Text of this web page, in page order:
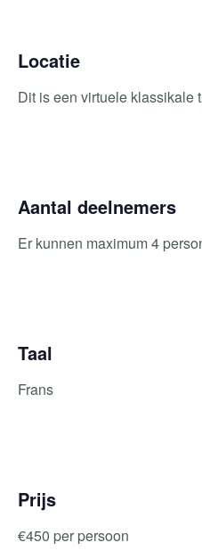
Locatie
Dit is een virtuele klassikale
Aantal deelnemers
Er kunnen maximum 4
Taal
Frans
Prijs
€450 per persoon